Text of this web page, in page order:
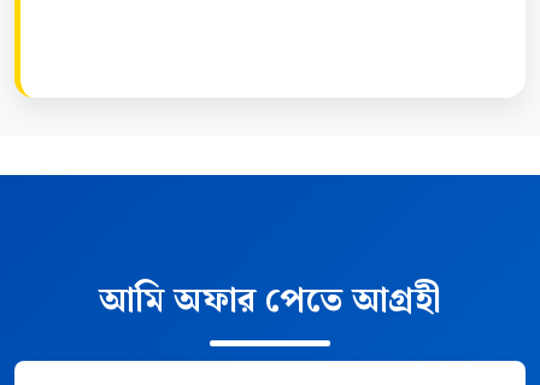
আমি অফার পেতে আগ্রহী